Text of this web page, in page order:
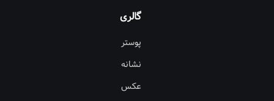
گالری
پوستر
نشانه
عکس